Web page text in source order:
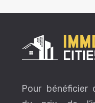
Pour bénéficier